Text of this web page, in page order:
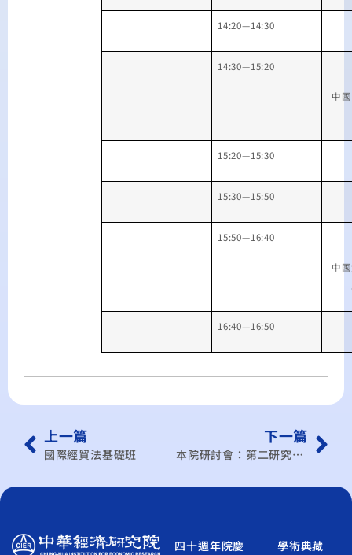
14:20—14:30
14:30—15:20
中
15:20—15:30
15:30—15:50
15:50—16:40
中
16:40—16:50
上一篇
國際經貿法基礎班
下一篇
本院研討會：第二研究所學術研討會(101/3月)
四十週年院慶
學術典藏